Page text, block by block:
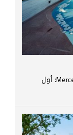
Mercedes-Maybach SL 680 Monogram Series: أول